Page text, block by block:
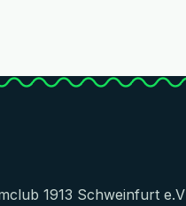
1913 Schweinfurt e.V